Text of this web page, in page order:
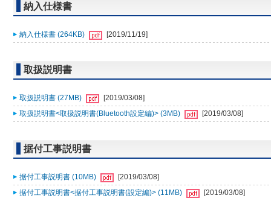
納入仕様書
納入仕様書 (264KB) [2019/11/19]
取扱説明書
取扱説明書 (27MB)
[2019/03/08]
取扱説明書<取扱説明書(Bluetooth設定編)> (3MB)
[2019/03/08]
据付工事説明書
据付工事説明書 (10MB)
[2019/03/08]
据付工事説明書<据付工事説明書(設定編)> (11MB)
[2019/03/08]